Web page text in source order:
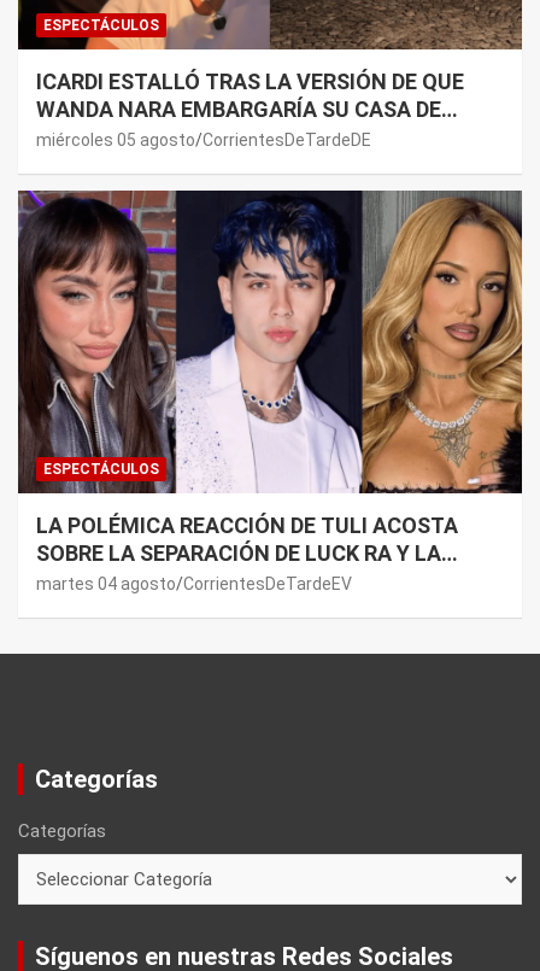
ESPECTÁCULOS
ICARDI ESTALLÓ TRAS LA VERSIÓN DE QUE
WANDA NARA EMBARGARÍA SU CASA DE
NORDELTA: “NECESITAN RASCAR DE ALGÚN
miércoles 05 agosto CorrientesDeTardeDE
ESPECTÁCULOS
LA POLÉMICA REACCIÓN DE TULI ACOSTA
SOBRE LA SEPARACIÓN DE LUCK RA Y LA
JOAQUI: “¿MI VERDAD?”
martes 04 agosto CorrientesDeTardeEV
Categorías
Categorías
Síguenos en nuestras Redes Sociales